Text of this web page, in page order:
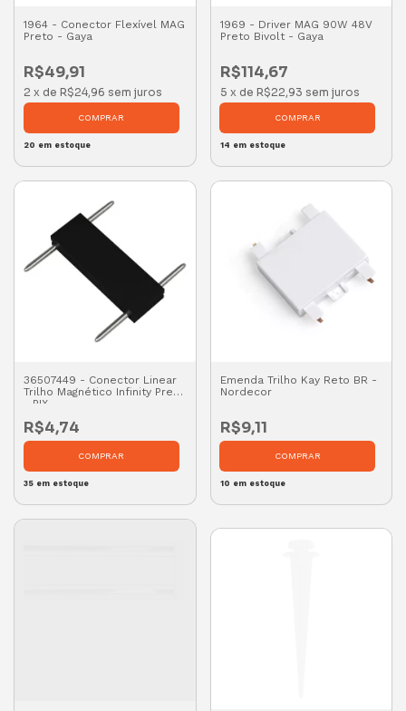
1964 - Conector Flexível MAG
Preto - Gaya
R$49,91
2 x de R$24,96 sem juros
20 em estoque
1969 - Driver MAG 90W 48V
Preto Bivolt - Gaya
R$114,67
5 x de R$22,93 sem juros
14 em estoque
36507449 - Conector Linear
Trilho Magnético Infinity Preto
- PIX
R$4,74
35 em estoque
Emenda Trilho Kay Reto BR -
Nordecor
R$9,11
10 em estoque